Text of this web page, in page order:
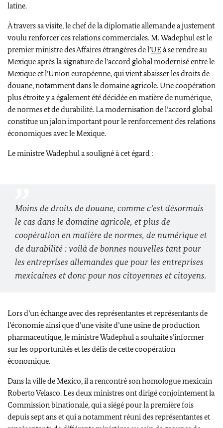
latine.
À travers sa visite, le chef de la diplomatie allemande a justement
voulu renforcer ces relations commerciales. M.Wadephul est le
premier ministre des Affaires étrangères de l’UEà se rendre au
Mexique après la signature de l’accord global modernisé entre le
Mexique et l’Union européenne, qui vient abaisser les droits de
douane, notamment dans le domaine agricole. Une coopération
plus étroite y a également été décidée en matière de numérique,
de normes et de durabilité. La modernisation de l’accord global
constitue un jalon important pour le renforcement des relations
économiques avec le Mexique.
Le ministreWadephul a souligné à cet égard :
Moins de droits de douane, comme c’est désormais
le cas dans le domaine agricole, et plus de
coopération en matière de normes, de numérique et
de durabilité : voilà de bonnes nouvelles tant pour
les entreprises allemandes que pour les entreprises
mexicaines et donc pour nos citoyennes et citoyens.
Lors d’un échange avec des représentantes et représentants de
l’économie ainsi que d’une visite d’une usine de production
pharmaceutique, le ministreWadephul a souhaité s’informer
sur les opportunités et les défis de cette coopération
économique.
Dans la ville de Mexico, il a rencontré son homologue mexicain
Roberto Velasco. Les deux ministres ont dirigé conjointement la
Commission binationale, qui a siégé pour la première fois
depuis sept ans et qui a notamment réuni des représentantes et